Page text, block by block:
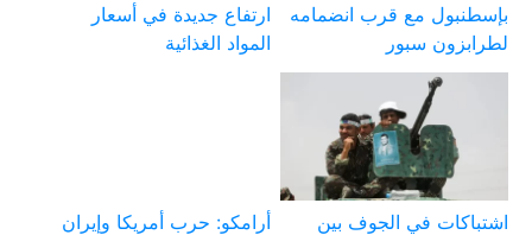
بإسطنبول مع قرب انضمامه
لطرابزون سبور
ارتفاع جديدة في أسعار
المواد الغذائية
اشتباكات في الجوف بين
أرامكو: حرب أمريكا وإيران